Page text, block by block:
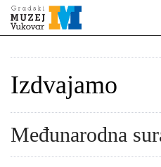
Izdvajamo
Međunarodna